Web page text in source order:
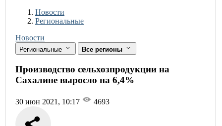
Новости
Разделы
Новости
Региональные
Новости
Региональные Все регионы
Производство сельхозпродукции на
Сахалине выросло на 6,4%
30 июн 2021, 10:17 4693